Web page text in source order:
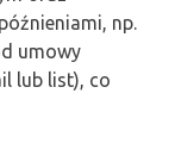
np.
umowy
lub list), co